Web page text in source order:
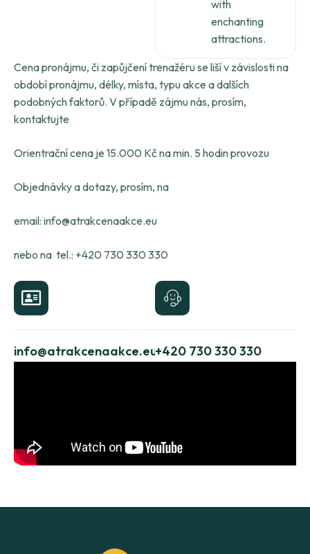
with
enchanting
attractions.
Cena pronájmu, či zapůjčení trenažéru se liší v závislosti na
období pronájmu, délky, místa, typu akce a dalších
podobných faktorů. V případě zájmu nás, prosím,
kontaktujte
Orientrační cena je 15.000 Kč na min. 5 hodin provozu
Objednávky a dotazy, prosím, na
email: info@atrakcenaakce.eu
nebo na tel.: +420 730 330 330
info@atrakcenaakce.eu+420 730 330 330